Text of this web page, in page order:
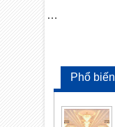
…
Phổ biến